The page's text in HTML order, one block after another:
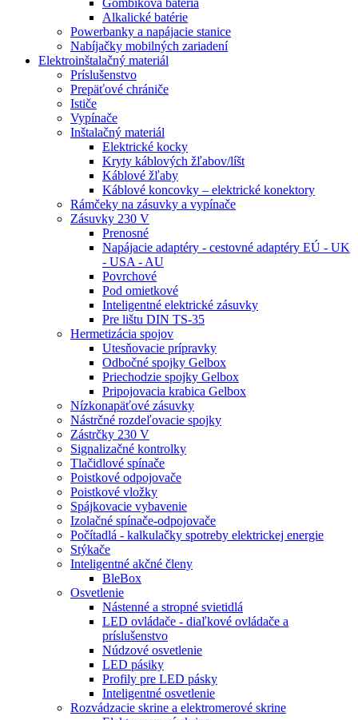
Gombíková batéria
Alkalické batérie
Powerbanky a napájacie stanice
Nabíjačky mobilných zariadení
Elektroinštalačný materiál
Príslušenstvo
Prepäťové chrániče
Ističe
Vypínače
Inštalačný materiál
Elektrické kocky
Kryty káblových žľabov/líšt
Káblové žľaby
Káblové koncovky – elektrické konektory
Rámčeky na zásuvky a vypínače
Zásuvky 230 V
Prenosné
Napájacie adaptéry - cestovné adaptéry EÚ - UK
- USA - AU
Povrchové
Pod omietkové
Inteligentné elektrické zásuvky
Pre lištu DIN TS-35
Hermetizácia spojov
Utesňovacie prípravky
Odbočné spojky Gelbox
Priechodzie spojky Gelbox
Pripojovacia krabica Gelbox
Nízkonapäťové zásuvky
Nástrčné rozdeľovacie spojky
Zástrčky 230 V
Signalizačné kontrolky
Tlačidlové spínače
Poistkové odpojovače
Poistkové vložky
Spájkovacie vybavenie
Izolačné spínače-odpojovače
Počítadlá - kalkulačky spotreby elektrickej energie
Stýkače
Inteligentné akčné členy
BleBox
Osvetlenie
Nástenné a stropné svietidlá
LED ovládače - diaľkové ovládače a
príslušenstvo
Núdzové osvetlenie
LED pásiky
Profily pre LED pásky
Inteligentné osvetlenie
Rozvádzacie skrine a elektromerové skrine